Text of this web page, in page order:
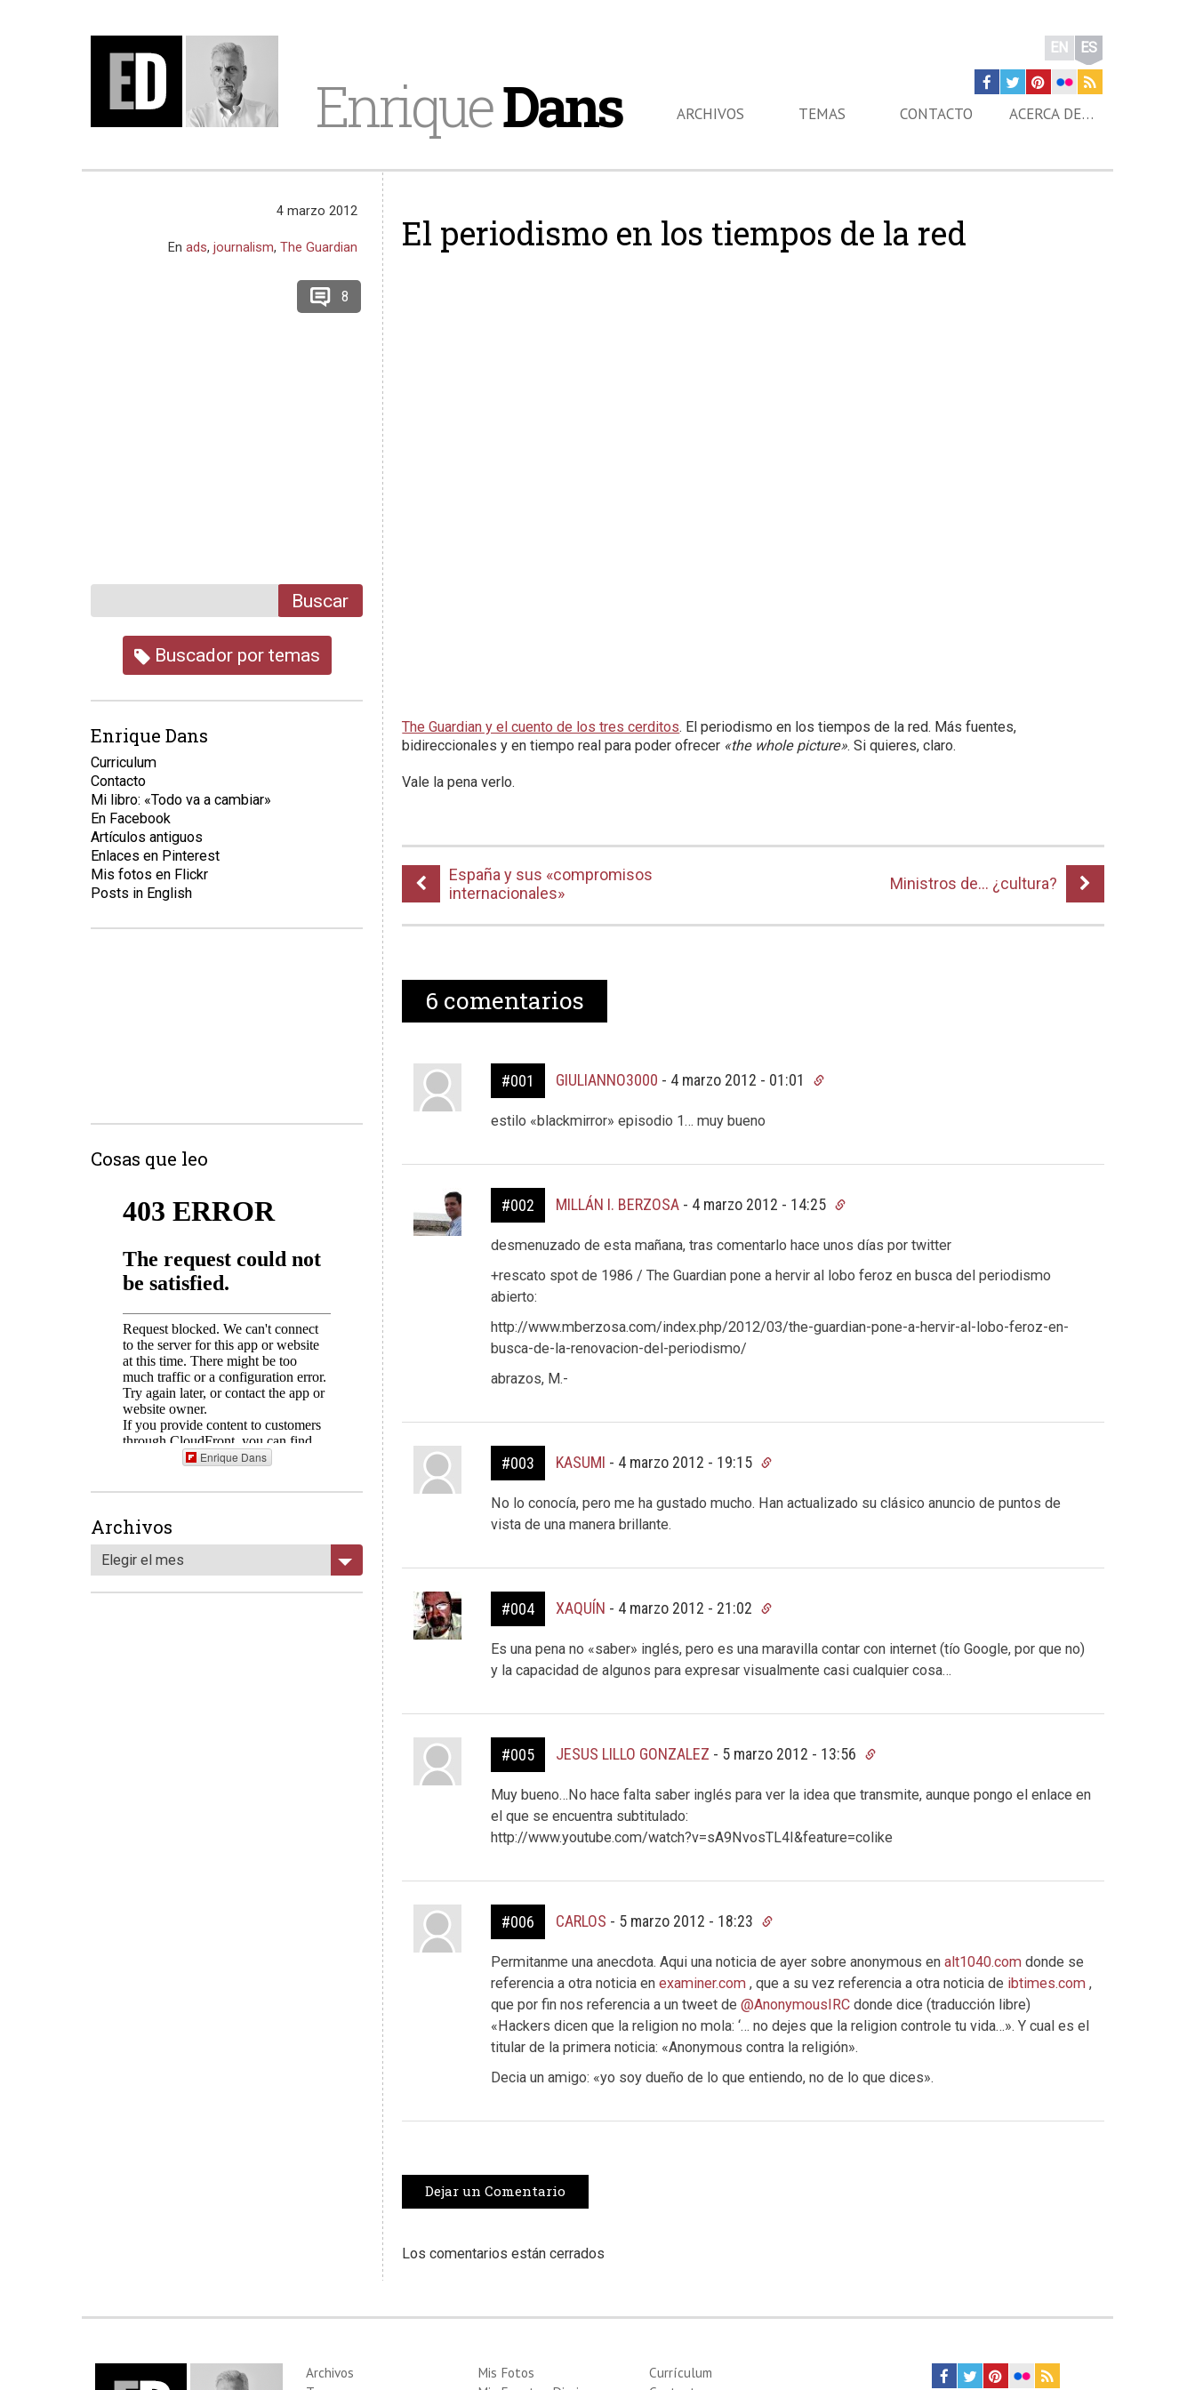
EnriqueDans
EN ES
ARCHIVOS TEMAS CONTACTO ACERCA DE…
El periodismo en los tiempos de la red
The Guardian y el cuento de los tres cerditos. El periodismo en los tiempos de la red. Más fuentes,
bidireccionales y en tiempo real para poder ofrecer «the whole picture». Si quieres, claro.
Vale la pena verlo.
España y sus «compromisos
internacionales»
Ministros de… ¿cultura?
6 comentarios
#001 GIULIANNO3000 - 4 marzo 2012 - 01:01
estilo «blackmirror» episodio 1… muy bueno
#002 MILLÁN I. BERZOSA- 4 marzo 2012 - 14:25
desmenuzado de esta mañana, tras comentarlo hace unos días por twitter
+rescato spot de 1986 / The Guardian pone a hervir al lobo feroz en busca del periodismo
abierto:
http://www.mberzosa.com/index.php/2012/03/the-guardian-pone-a-hervir-al-lobo-feroz-en-
busca-de-la-renovacion-del-periodismo/
abrazos, M.-
#003 KASUMI - 4 marzo 2012 - 19:15
No lo conocía, pero me ha gustado mucho. Han actualizado su clásico anuncio de puntos de
vista de una manera brillante.
#004 XAQUÍN - 4 marzo 2012 - 21:02
Es una pena no «saber» inglés, pero es una maravilla contar con internet (tío Google, por que no)
y la capacidad de algunos para expresar visualmente casi cualquier cosa…
#005 JESUS LILLO GONZALEZ - 5 marzo 2012 - 13:56
Muy bueno…No hace falta saber inglés para ver la idea que transmite, aunque pongo el enlace en
el que se encuentra subtitulado:
http://www.youtube.com/watch?v=sA9NvosTL4I&feature=colike
#006 CARLOS - 5 marzo 2012 - 18:23
Permitanme una anecdota. Aqui una noticia de ayer sobre anonymous en alt1040.comdonde se
referencia a otra noticia en examiner.com , que a su vez referencia a otra noticia de ibtimes.com ,
que por fin nos referencia a un tweet de @AnonymousIRCdonde dice (traducción libre)
«Hackers dicen que la religion no mola: ‘… no dejes que la religion controle tu vida…». Y cual es el
titular de la primera noticia: «Anonymous contra la religión».
Decia un amigo: «yo soy dueño de lo que entiendo, no de lo que dices».
Dejar un Comentario
Los comentarios están cerrados
4 marzo 2012
Enads,journalism,The Guardian
8
Buscar
Buscador por temas
Enrique Dans
Curriculum
Contacto
Mi libro: «Todo va a cambiar»
En Facebook
Artículos antiguos
Enlaces en Pinterest
Mis fotos en Flickr
Posts in English
Cosas que leo
Enrique Dans
Archivos
Elegir el mes
Archivos
Mis Fotos
Currículum